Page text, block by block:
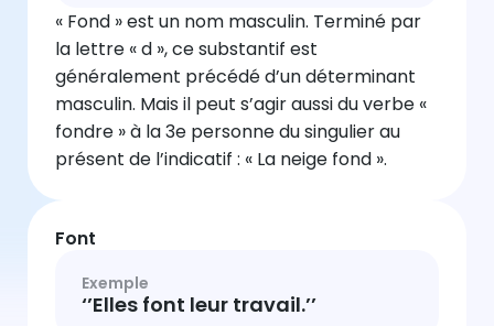
« Fond » est un nom masculin. Terminé par
la lettre « d », ce substantif est
généralement précédé d’un déterminant
masculin. Mais il peut s’agir aussi du verbe «
fondre » à la 3e personne du singulier au
présent de l’indicatif : « La neige fond ».
Font
Exemple
‘’Elles font leur travail.’’